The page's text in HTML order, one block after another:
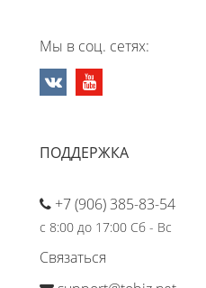
Мы в соц. сетях:
ПОДДЕРЖКА
+7 (906) 385-83-54
с 8:00 до 17:00 Сб - Вс
Связаться